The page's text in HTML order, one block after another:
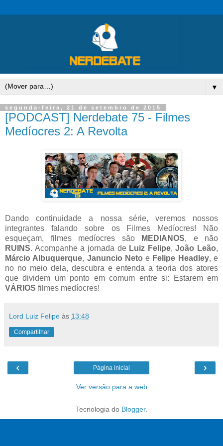
▼
segunda-feira, 21 de setembro de 2015
[PODCAST] Nerdebate 75 - Filmes
Medíocres 2: A Revolta
Dando continuidade a nossa série, veremos nossos
integrantes falando sobre os Filmes Medíocres!
Não
esqueçam, filmes medíocres sãoMEDIANOS, e não
RUINS. Acompanhe a jornada de Luiz Felipe, João Leão,
Márcio Albuquerque, Januncio Neto e Felipe Headley, e
no no meio dela, descubra e entenda a teoria dos atores
que dividem um ponto em comum entre si: Estarem em
VÁRIOS filmes medíocres!
Lord Luiz Felipe às 13:48
Compartilhar
‹ ›
Página inicial
Ver versão para a web
Tecnologia do Blogger.